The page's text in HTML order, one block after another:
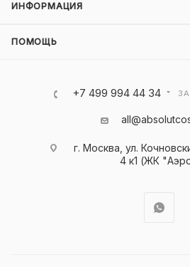
ИНФОРМАЦИЯ
ПОМОЩЬ
+7 499 994 44 34
г. Москва, ул.
4 к1 (ЖК